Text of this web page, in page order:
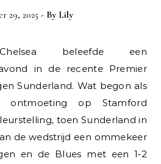
29, 2025 - By Lily
in de recente Premier
Sunderland. Wat begon als
ontmoeting op Stamford
toen Sunderland in
de wedstrijd een ommekeer
en de Blues met een 1‑2